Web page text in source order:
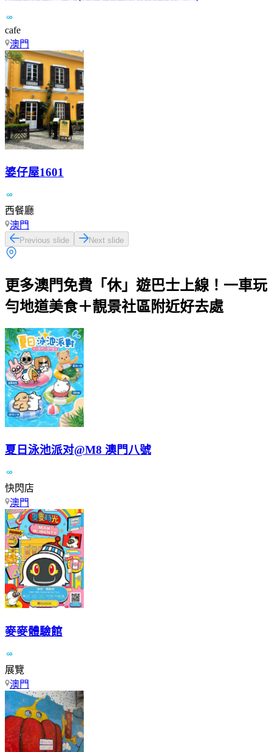
cafe
澳門
婆仔屋1601
西餐廳
澳門
Previous slide Next slide
更多澳門免費「休」遊巴士上線！一車玩
勻地道美食＋靚景社區附近好去處
夏日泳池派对@M8 澳門八號
快閃店
澳門
麥麥體驗館
展覽
澳門